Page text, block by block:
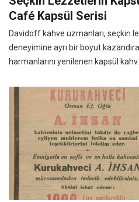
Café Kapsül Serisi
Davidoff kahve uzmanları, seçkin
deneyimine ayrı bir boyut
harmanlarını yenilenen kapsül kahv...